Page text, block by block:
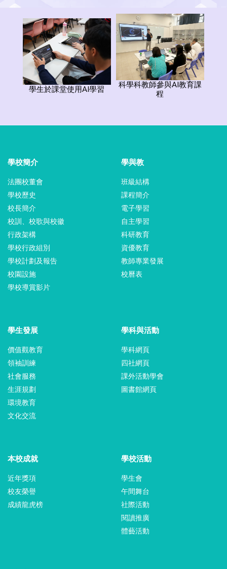
學生於課堂使用AI學習
科學科教師參與AI教育課
程
學校簡介
法團校董會
學校歷史
校長簡介
校訓、校歌與校徽
行政架構
學校行政組別
學校計劃及報告
校園設施
學校導賞影片
學與教
班級結構
課程簡介
電子學習
自主學習
科研教育
資優教育
教師專業發展
校曆表
學生發展
價值觀教育
領袖訓練
社會服務
生涯規劃
環境教育
文化交流
學科與活動
學科網頁
四社網頁
課外活動學會
圖書館網頁
本校成就
近年獎項
校友榮譽
成績龍虎榜
學校活動
學生會
午間舞台
社際活動
閱讀推廣
體藝活動